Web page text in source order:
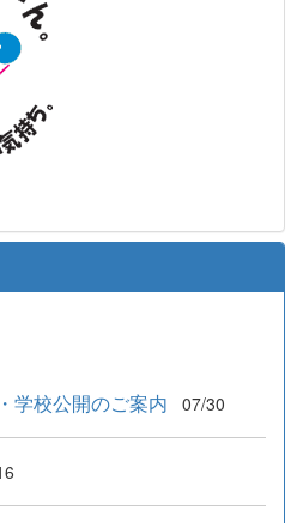
学校公開のご案内 07/30